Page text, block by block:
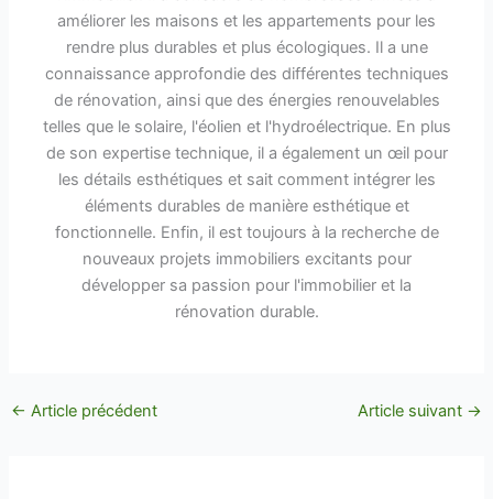
améliorer les maisons et les appartements pour les
rendre plus durables et plus écologiques. Il a une
connaissance approfondie des différentes techniques
de rénovation, ainsi que des énergies renouvelables
telles que le solaire, l'éolien et l'hydroélectrique. En plus
de son expertise technique, il a également un œil pour
les détails esthétiques et sait comment intégrer les
éléments durables de manière esthétique et
fonctionnelle. Enfin, il est toujours à la recherche de
nouveaux projets immobiliers excitants pour
développer sa passion pour l'immobilier et la
rénovation durable.
← Article précédent Article suivant →